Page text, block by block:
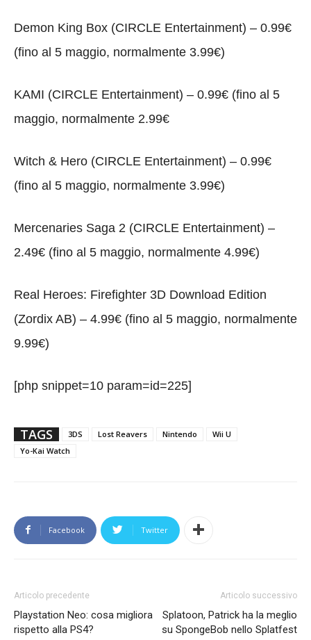
Demon King Box (CIRCLE Entertainment) – 0.99€
(fino al 5 maggio, normalmente 3.99€)
KAMI (CIRCLE Entertainment) – 0.99€ (fino al 5
maggio, normalmente 2.99€
Witch & Hero (CIRCLE Entertainment) – 0.99€
(fino al 5 maggio, normalmente 3.99€)
Mercenaries Saga 2 (CIRCLE Entertainment) –
2.49€ (fino al 5 maggio, normalmente 4.99€)
Real Heroes: Firefighter 3D Download Edition
(Zordix AB) – 4.99€ (fino al 5 maggio, normalmente
9.99€)
[php snippet=10 param=id=225]
TAGS 3DS Lost Reavers Nintendo
Wii U
Yo-Kai Watch
Facebook Twitter
Articolo precedente
Playstation Neo: cosa migliora
rispetto alla PS4?
Articolo successivo
Splatoon, Patrick ha la meglio
su SpongeBob nello Splatfest